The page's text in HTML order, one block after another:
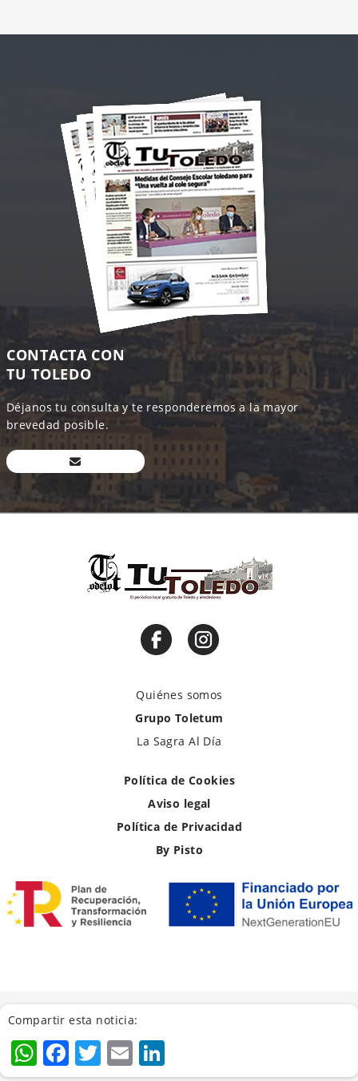
CONTACTA CON
TU TOLEDO
Déjanos tu consulta y te responderemos a la mayor
brevedad posible.
Quiénes somos
Grupo Toletum
La Sagra Al Día
Política de Cookies
Aviso legal
Política de Privacidad
By Pisto
Compartir esta noticia:
WhatsApp
Facebook
Twitter
Email